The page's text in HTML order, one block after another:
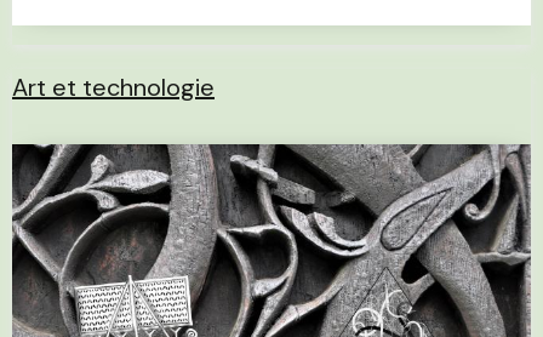
Art et technologie